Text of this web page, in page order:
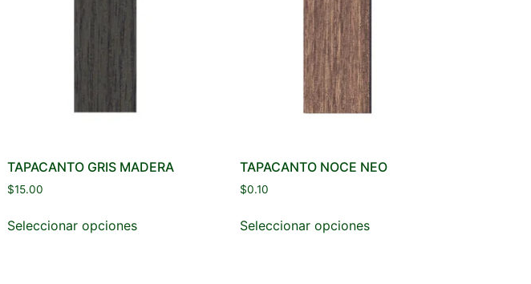
TAPACANTO GRIS MADERA
$15.00
Seleccionar opciones
TAPACANTO NOCE NEO
$0.10
Seleccionar opciones